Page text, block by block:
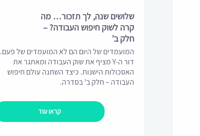
שלושים שנה, לך תזכור… מה
קרה לשוק חיפוש העבודה? –
חלק ב’
המועמדים של היום הם לא המועמדים של פעם.
דור ה-Y מציף את שוק העבודה ומאתגר את
האסכולות הישנות. כיצד השתנה עולם חיפוש
העבודה – חלק ב’ בסדרה.
קראו עוד